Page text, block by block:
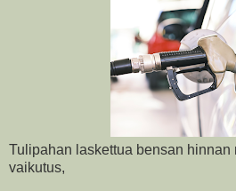
Tulipahan laskettua bensan hinnan
vaikutus,